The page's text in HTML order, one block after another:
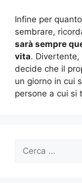
Infine per
sembrare,
sarà sempre
vita.
decide che il
un giorno in cui
persone a cui si
Ricerca